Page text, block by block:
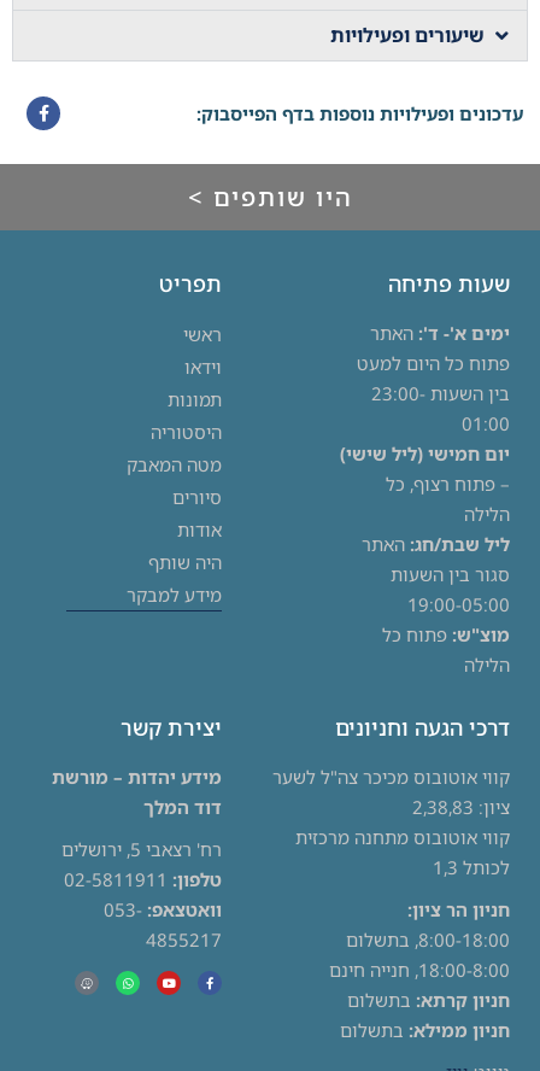
שיעורים ופעילויות
עדכונים ופעילויות נוספות בדף הפייסבוק:
היו שותפים >
שעות פתיחה
ימים א'- ד': האתר
פתוח כל היום למעט
בין השעות 23:00-
01:00
יום חמישי (ליל שישי)
– פתוח רצוף, כל
הלילה
ליל שבת/חג: האתר
סגור בין השעות
19:00-05:00
מוצ"ש: פתוח כל
הלילה
תפריט
ראשי
וידאו
תמונות
היסטוריה
מטה המאבק
סיורים
אודות
היה שותף
מידע למבקר
דרכי הגעה וחניונים
קווי אוטובוס מכיכר צה"ל לשער
ציון: 2,38,83
קווי אוטובוס מתחנה מרכזית
לכותל 1,3
חניון הר ציון:
8:00-18:00, בתשלום
18:00-8:00, חנייה חינם
חניון קרתא: בתשלום
חניון ממילא: בתשלום
יצירת קשר
מידע יהדות – מורשת
דוד המלך
רח' רצאבי 5, ירושלים
טלפון:
וואטצאפ: 053-
4855217